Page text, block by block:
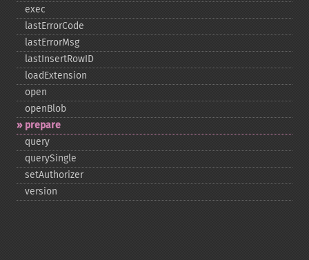
exec
lastErrorCode
lastErrorMsg
lastInsertRowID
loadExtension
open
openBlob
prepare
query
querySingle
setAuthorizer
version